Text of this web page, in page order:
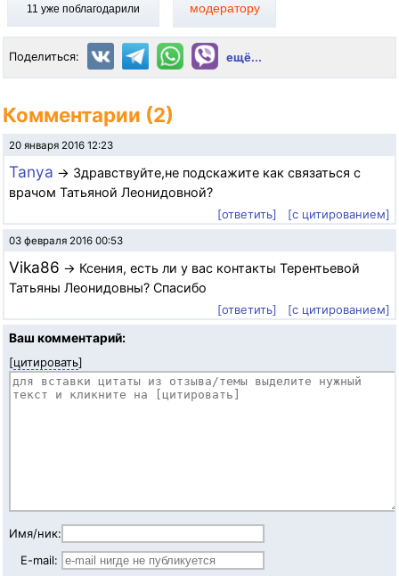
11 уже поблагодарили
модератору
Поделиться: ещё...
Комментарии (2)
20 января 2016 12:23
Tanya → Здравствуйте,не подскажите как связаться с
врачом Татьяной Леонидовной?
[ответить] [с цитированием]
03 февраля 2016 00:53
Vika86 → Ксения, есть ли у вас контакты Терентьевой
Татьяны Леонидовны? Спасибо
[ответить]
[с цитированием]
Ваш комментарий:
[цитировать]
Имя/ник:
E-mail: